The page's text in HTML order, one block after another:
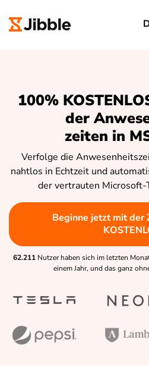
100%
der
zeiten in
Verfolge die
nahtlos in Echtzeit und
der vertrauten Microsoft-
Beginne jetzt mit der
62.211 Nutzer haben sich im letzten
einem Jahr, und das ganz